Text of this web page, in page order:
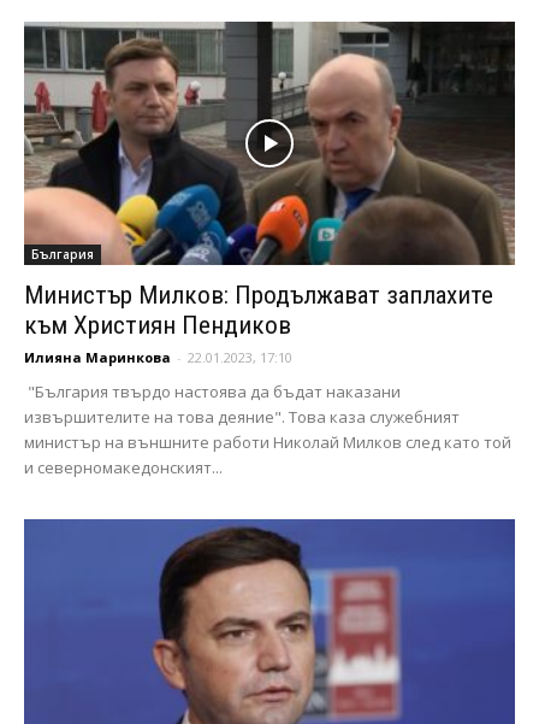
България
Министър Милков: Продължават заплахите
към Християн Пендиков
Илияна Маринкова - 22.01.2023, 17:10
"България твърдо настоява да бъдат наказани
извършителите на това деяние". Това каза служебният
министър на външните работи Николай Милков след като той
и северномакедонският...